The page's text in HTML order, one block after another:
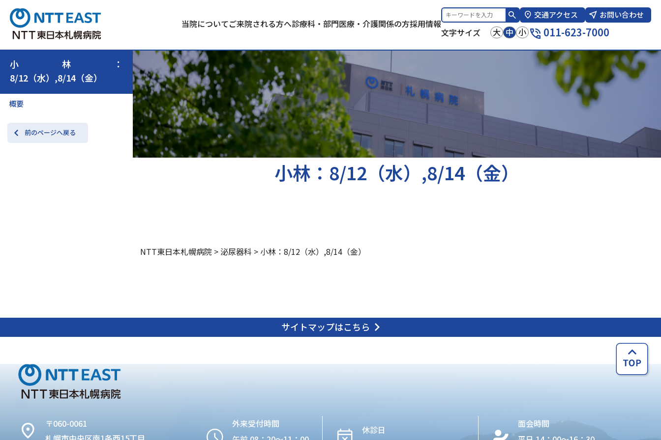
当院についてご来院される方へ診療科・部門医療・介護関係の方採用情報
交通アクセス お問い合わせ
文字サイズ 大 中 小 011-623-7000
小林：
8/12（水）,8/14（金）
概要
前のページへ戻る
小林：8/12（水）,8/14（金）
NTT東日本札幌病院 > 泌尿器科 > 小林：8/12（水）,8/14（金）
サイトマップはこちら
〒060-0061
外来受付時間
休診日
面会時間